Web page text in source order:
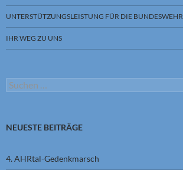
UNTERSTÜTZUNGSLEISTUNG FÜR DIE BUNDESWEHR
IHR WEG ZU UNS
Suchen
nach:
NEUESTE BEITRÄGE
4. AHRtal-Gedenkmarsch